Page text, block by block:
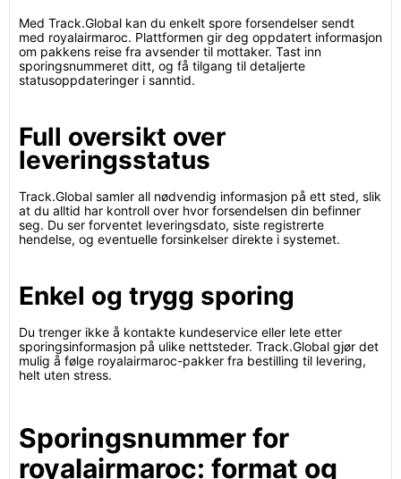
Med Track.Global kan du enkelt spore forsendelser sendt
med royalairmaroc. Plattformen gir deg oppdatert informasjon
om pakkens reise fra avsender til mottaker. Tast inn
sporingsnummeret ditt, og få tilgang til detaljerte
statusoppdateringer i sanntid.
Full oversikt over
leveringsstatus
Track.Global samler all nødvendig informasjon på ett sted, slik
at du alltid har kontroll over hvor forsendelsen din befinner
seg. Du ser forventet leveringsdato, siste registrerte
hendelse, og eventuelle forsinkelser direkte i systemet.
Enkel og trygg sporing
Du trenger ikke å kontakte kundeservice eller lete etter
sporingsinformasjon på ulike nettsteder. Track.Global gjør det
mulig å følge royalairmaroc-pakker fra bestilling til levering,
helt uten stress.
Sporingsnummer for
royalairmaroc: format og